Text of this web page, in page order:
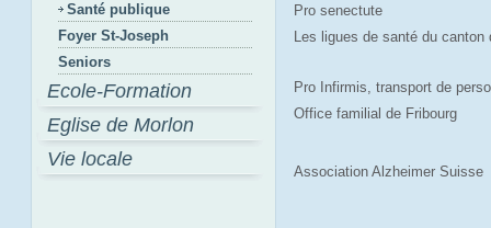
Santé publique
Foyer St-Joseph
Seniors
Ecole-Formation
Eglise de Morlon
Vie locale
Pro senectute
Les ligues de santé du canton
Pro Infirmis, transport de
Office familial de Fribourg
Association Alzheimer Suisse